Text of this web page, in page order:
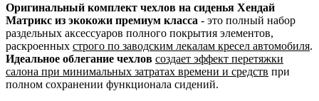
Оригинальный комплект чехлов на сиденья Хендай
Матрикс из экокожи премиум класса - это полный набор
раздельных аксессуаров полного покрытия элементов,
раскроенных строго по заводским лекалам кресел автомобиля.
Идеальное облегание чехлов создает эффект перетяжки
салона при минимальных затратах времени и средств при
полном сохранении функционала сидений.